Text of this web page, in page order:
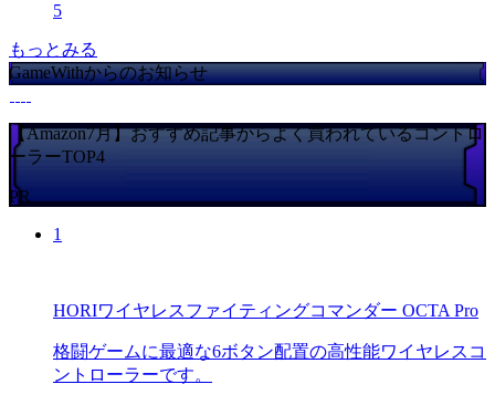
5
もっとみる
GameWithからのお知らせ
【Amazon7月】おすすめ記事からよく買われているコントロ
ーラーTOP4
PR
1
HORIワイヤレスファイティングコマンダー OCTA Pro
格闘ゲームに最適な6ボタン配置の高性能ワイヤレスコ
ントローラーです。